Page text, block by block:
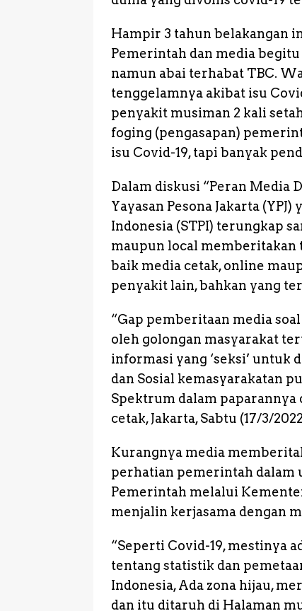
Hampir 3 tahun belakangan
Pemerintah dan media
namun abai terhabat TBC.
tenggelamnya akibat isu
penyakit musiman 2 kali
foging (pengasapan)
isu Covid-19, tapi banyak
Dalam diskusi “Peran Media
Yayasan Pesona Jakarta
Indonesia (STPI) terungkap
maupun local memberitakan
baik media cetak, online
penyakit lain, bahkan yang
“Gap pemberitaan media
oleh golongan masyarakat
informasi yang ‘seksi’ untuk
dan Sosial kemasyarakatan
Spektrum dalam
cetak, Jakarta, Sabtu (17/3/
Kurangnya media
perhatian pemerintah dalam
Pemerintah melalui
menjalin kerjasama dengan
“Seperti Covid-19, mestinya
tentang statistik dan
Indonesia, Ada zona hijau,
dan itu ditaruh di Halaman